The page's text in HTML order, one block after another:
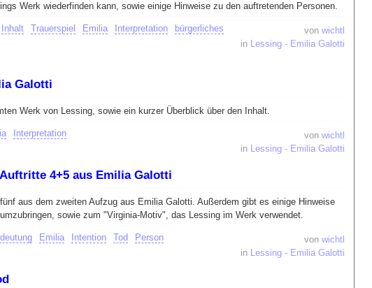
Werk wiederfinden kann, sowie einige Hinweise zu den auftretenden Personen.
vonwichtl
in Lessing - Emilia Galotti
Inhalt Trauerspiel Emilia Interpretation
bürgerliches
Galotti
Werk von Lessing, sowie ein kurzer Überblick über den Inhalt.
vonwichtl
in Lessing - Emilia Galotti
Interpretation
4+5 aus Emilia Galotti
aus dem zweiten Aufzug aus Emilia Galotti. Außerdem gibt es einige Hinweise
sowie zum "Virginia-Motiv", das Lessing im Werk verwendet.
vonwichtl
in Lessing - Emilia Galotti
Emilia Intention Tod Person